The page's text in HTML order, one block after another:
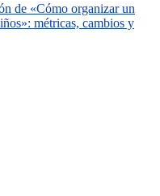
de «Cómo organizar un
métricas, cambios y